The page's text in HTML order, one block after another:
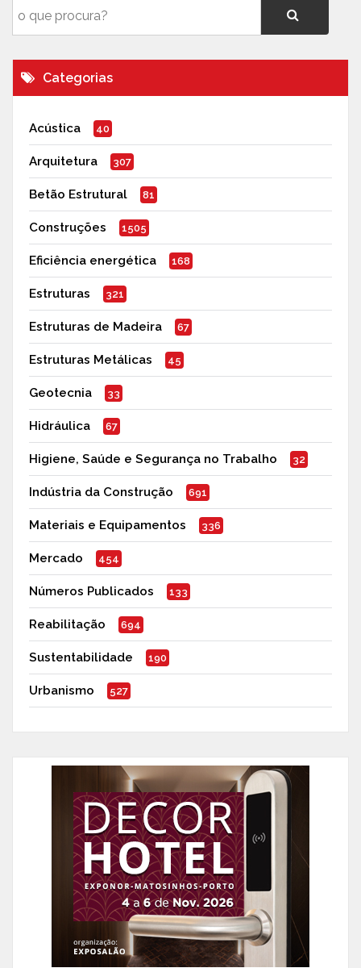
Categorias
Acústica 40
Arquitetura 307
Betão Estrutural 81
Construções 1505
Eficiência energética 168
Estruturas 321
Estruturas de Madeira 67
Estruturas Metálicas 45
Geotecnia 33
Hidráulica 67
Higiene, Saúde e Segurança no Trabalho 32
Indústria da Construção 691
Materiais e Equipamentos 336
Mercado 454
Números Publicados 133
Reabilitação 694
Sustentabilidade 190
Urbanismo 527